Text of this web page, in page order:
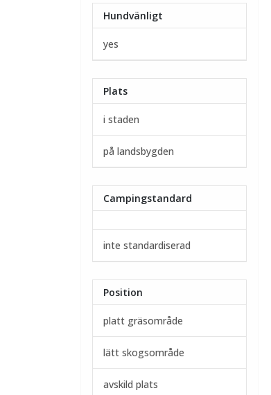
Hundvänligt
yes
Plats
i staden
på landsbygden
Campingstandard
inte standardiserad
Position
platt gräsområde
lätt skogsområde
avskild plats